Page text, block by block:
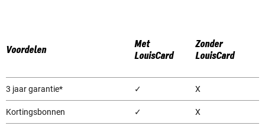
Voordelen
Met
LouisCard
Zonder
LouisCard
3 jaar garantie* ✓ X
Kortingsbonnen ✓ X